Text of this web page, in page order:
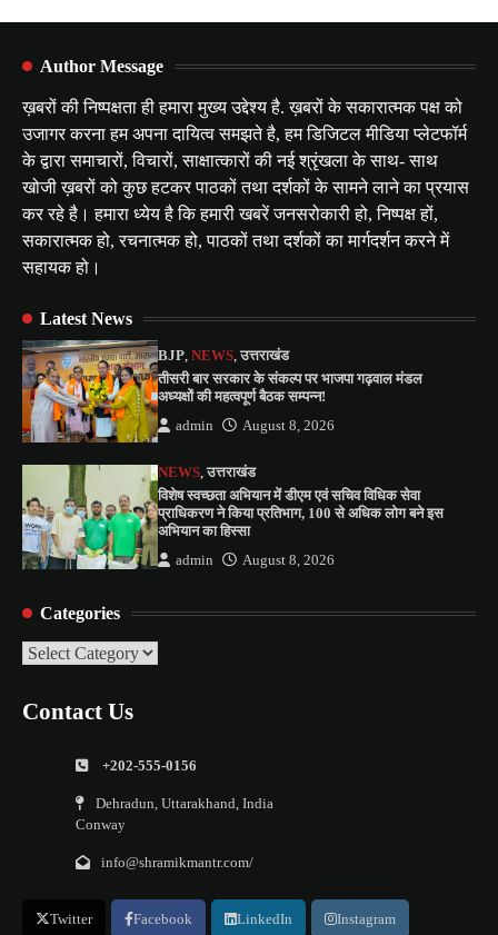
Author Message
ख़बरों की निष्पक्षता ही हमारा मुख्य उद्देश्य है. ख़बरों के सकारात्मक पक्ष को
उजागर करना हम अपना दायित्व समझते है, हम डिजिटल मीडिया प्लेटफॉर्म
के द्वारा समाचारों, विचारों, साक्षात्कारों की नई श्रृंखला के साथ- साथ
खोजी ख़बरों को कुछ हटकर पाठकों तथा दर्शकों के सामने लाने का प्रयास
कर रहे है। हमारा ध्येय है कि हमारी खबरें जनसरोकारी हो, निष्पक्ष हों,
सकारात्मक हो, रचनात्मक हो, पाठकों तथा दर्शकों का मार्गदर्शन करने में
सहायक हो।
Latest News
BJP,NEWS,उत्तराखंड
तीसरी बार सरकार के संकल्प पर भाजपा गढ़वाल मंडल
अध्यक्षों की महत्वपूर्ण बैठक सम्पन्न!
admin August 8, 2026
NEWS,उत्तराखंड
विशेष स्वच्छता अभियान में डीएम एवं सचिव विधिक सेवा
प्राधिकरण ने किया प्रतिभाग, 100 से अधिक लोग बने इस
अभियान का हिस्सा
admin August 8, 2026
Categories
Categories
Contact Us
+202-555-0156
Dehradun, Uttarakhand, India
Conway
info@shramikmantr.com/
Twitter Facebook LinkedIn Instagram